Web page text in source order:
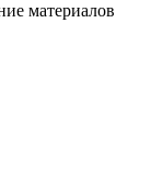
материалов